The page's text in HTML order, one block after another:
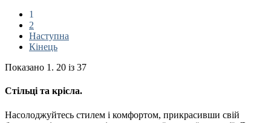
1
2
Наступна
Кінець
Показано 1. 20 із 37
Стільці та крісла.
Насолоджуйтесь стилем і комфортом, прикрасивши свій